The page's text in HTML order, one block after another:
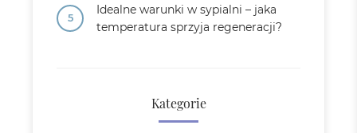
Idealne warunki w sypialni – jaka
temperatura sprzyja regeneracji?
Kategorie